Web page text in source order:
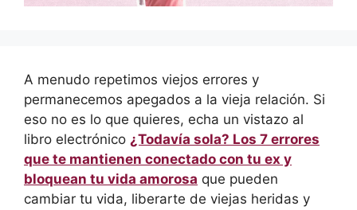
A menudo repetimos viejos errores y
permanecemos apegados a la vieja relación. Si
eso no es lo que quieres, echa un vistazo al
libro electrónico ¿Todavía sola? Los 7 errores
que te mantienen conectado con tu ex y
bloquean tu vida amorosa que pueden
cambiar tu vida, liberarte de viejas heridas y